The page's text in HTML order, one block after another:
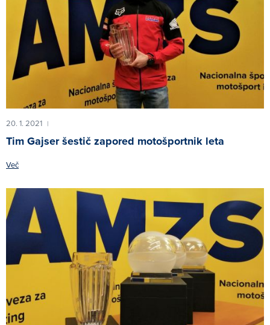
20. 1. 2021 |
Tim Gajser šestič zapored motošportnik leta
Več